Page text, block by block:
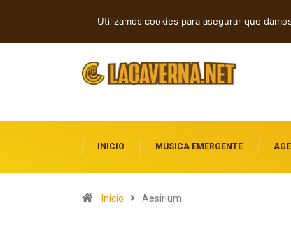
INICIO MÚSICA EMERGENTE
Inicio Aesirium
Utilizamos cookies para asegurar que